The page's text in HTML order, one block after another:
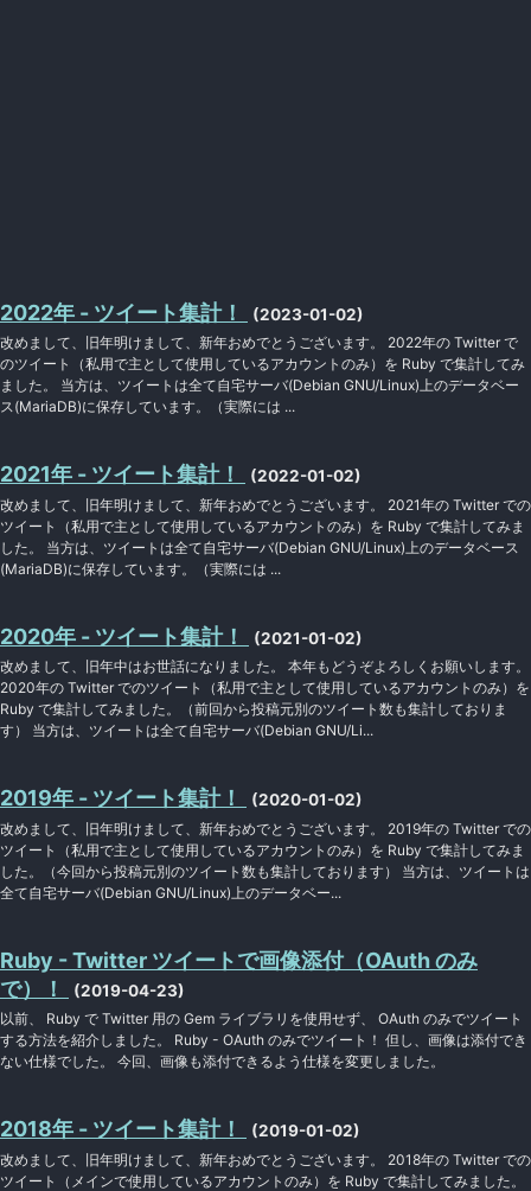
2022年 - ツイート集計！ (2023-01-02)
改めまして、旧年明けまして、新年おめでとうございます。 2022年の Twitter で
のツイート（私用で主として使用しているアカウントのみ）を Ruby で集計してみ
ました。 当方は、ツイートは全て自宅サーバ(Debian GNU/Linux)上のデータベー
ス(MariaDB)に保存しています。（実際には ...
2021年 - ツイート集計！ (2022-01-02)
改めまして、旧年明けまして、新年おめでとうございます。 2021年の Twitter での
ツイート（私用で主として使用しているアカウントのみ）を Ruby で集計してみま
した。 当方は、ツイートは全て自宅サーバ(Debian GNU/Linux)上のデータベース
(MariaDB)に保存しています。（実際には ...
2020年 - ツイート集計！ (2021-01-02)
改めまして、旧年中はお世話になりました。 本年もどうぞよろしくお願いします。
2020年の Twitter でのツイート（私用で主として使用しているアカウントのみ）を
Ruby で集計してみました。（前回から投稿元別のツイート数も集計しておりま
す） 当方は、ツイートは全て自宅サーバ(Debian GNU/Li...
2019年 - ツイート集計！ (2020-01-02)
改めまして、旧年明けまして、新年おめでとうございます。 2019年の Twitter での
ツイート（私用で主として使用しているアカウントのみ）を Ruby で集計してみま
した。（今回から投稿元別のツイート数も集計しております） 当方は、ツイートは
全て自宅サーバ(Debian GNU/Linux)上のデータベー...
Ruby - Twitter ツイートで画像添付（OAuth のみ
で）！
(2019-04-23)
以前、 Ruby で Twitter 用の Gem ライブラリを使用せず、 OAuth のみでツイート
する方法を紹介しました。 Ruby - OAuth のみでツイート！ 但し、画像は添付でき
ない仕様でした。 今回、画像も添付できるよう仕様を変更しました。
2018年 - ツイート集計！ (2019-01-02)
改めまして、旧年明けまして、新年おめでとうございます。 2018年の Twitter での
ツイート（メインで使用しているアカウントのみ）を Ruby で集計してみました。